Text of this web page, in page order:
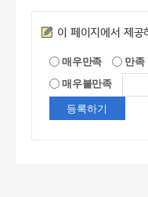
만족도조사
이 페이지에서 제공
매우만족 만족
매우불만족